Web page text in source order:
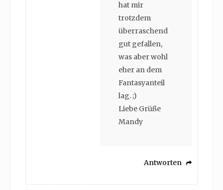
hat mir
trotzdem
überraschend
gut gefallen,
was aber wohl
eher an dem
Fantasyanteil
lag. ;)
Liebe Grüße
Mandy
Antworten